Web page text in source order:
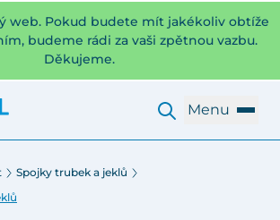
web. Pokud budete mít jakékoliv obtíže
budeme rádi za vaši zpětnou vazbu.
Děkujeme.
Menu
Spojky trubek a jeklů